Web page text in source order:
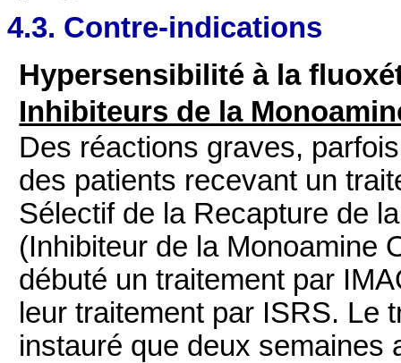
4.3. Contre-indications
Hypersensibilité à la
Inhibiteurs de la
Des réactions graves,
des patients recevant un
Sélectif de la Recapture de
(Inhibiteur de la Monoamine
débuté un traitement par
leur traitement par ISRS. Le
instauré que deux semaines